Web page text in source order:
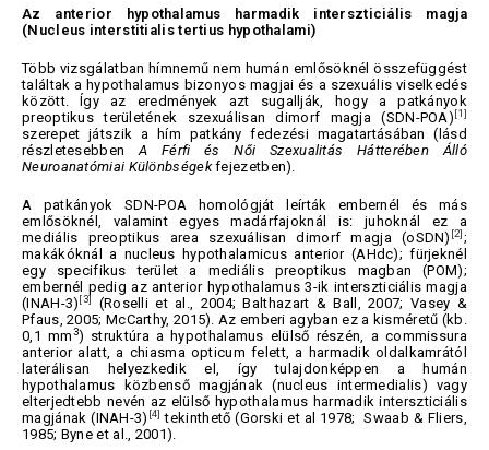
Az anterior hypothalamus harmadik interszticiális magja
(Nucleus interstitialis tertius hypothalami)
Több vizsgálatban hímnemű nem humán emlősöknél összefüggést
találtak a hypothalamus bizonyos magjai és a szexuális viselkedés
között. Így az eredmények azt sugallják, hogy a patkányok
preoptikus területének szexuálisan dimorf magja (SDN-POA)[1]
szerepet játszik a hím patkány fedezési magatartásában (lásd
részletesebbenA Férfi és Női Szexualitás Hátterében Álló
Neuroanatómiai Különbségekfejezetben).
A patkányok SDN-POA homológját leírták embernél és más
emlősöknél, valamint egyes madárfajoknál is: juhoknál ez a
mediális preoptikus area szexuálisan dimorf magja (oSDN) [2];
makákóknál a nucleus hypothalamicus anterior (AHdc); fürjeknél
egy specifikus terület a mediális preoptikus magban (POM);
embernél pedig az anterior hypothalamus 3-ik interszticiális magja
(INAH-3)[3]
(Roselli et al., 2004; Balthazart & Ball, 2007; Vasey &
Pfaus, 2005; McCarthy, 2015). Az emberi agyban ez a kisméretű (kb.
0,1 mm3) struktúra a hypothalamus elülső részén, a commissura
anterior alatt, a chiasma opticum felett, a harmadik oldalkamrától
laterálisan helyezkedik el, így tulajdonképpen a humán
hypothalamus közbenső magjának (nucleus intermedialis) vagy
elterjedtebb nevén az elülső hypothalamus harmadik interszticiális
magjának (INAH-3) [4] tekinthető (Gorski et al 1978; Swaab & Fliers,
1985; Byne et al., 2001).